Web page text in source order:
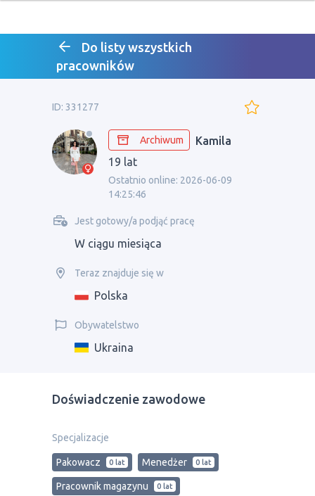
Do listy wszystkich
pracowników
ID: 331277
Archiwum
Kamila
19 lat
Ostatnio online: 2026-06-09
14:25:46
Jest gotowy/a podjąć pracę
W ciągu miesiąca
Teraz znajduje się w
Polska
Obywatelstwo
Ukraina
Doświadczenie zawodowe
Specjalizacje
Pakowacz 0 lat Menedżer 0 lat
Рracownik magazynu 0 lat